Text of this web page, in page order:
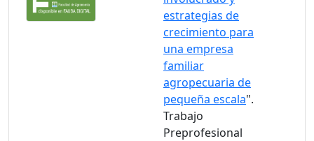
estrategias de
crecimiento para
una empresa
familiar
agropecuaria de
pequeña escala".
Trabajo
Preprofesional